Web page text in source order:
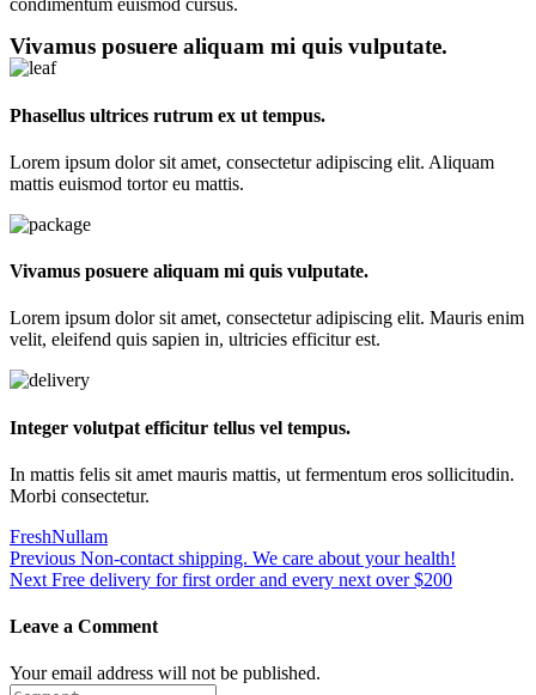
condimentum euismod cursus.
Vivamus posuere aliquam mi quis vulputate.
Phasellus ultrices rutrum ex ut tempus.
Lorem ipsum dolor sit amet, consectetur adipiscing elit. Aliquam
mattis euismod tortor eu mattis.
Vivamus posuere aliquam mi quis vulputate.
Lorem ipsum dolor sit amet, consectetur adipiscing elit. Mauris enim
velit, eleifend quis sapien in, ultricies efficitur est.
Integer volutpat efficitur tellus vel tempus.
In mattis felis sit amet mauris mattis, ut fermentum eros sollicitudin.
Morbi consectetur.
FreshNullam
Previous Non-contact shipping. We care about your health!
Next Free delivery for first order and every next over $200
Leave a Comment
Your email address will not be published.